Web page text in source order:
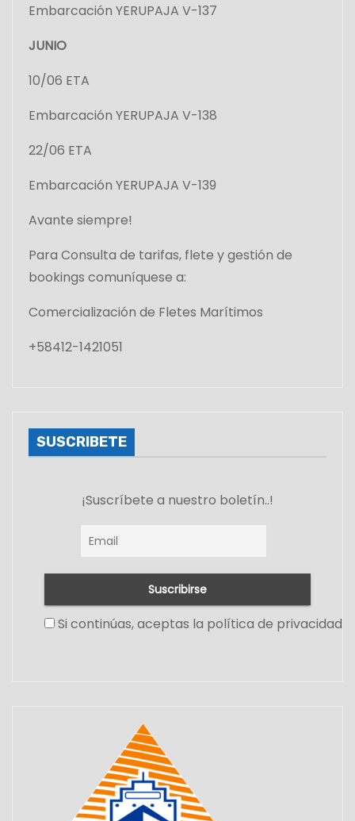
Embarcación YERUPAJA V-137
JUNIO
10/06 ETA
Embarcación YERUPAJA V-138
22/06 ETA
Embarcación YERUPAJA V-139
Avante siempre!
Para Consulta de tarifas, flete y gestión de
bookings comuníquese a:
Comercialización de Fletes Marítimos
+58412-1421051
SUSCRIBETE
¡Suscríbete a nuestro boletín..!
Si continúas, aceptas la política de privacidad